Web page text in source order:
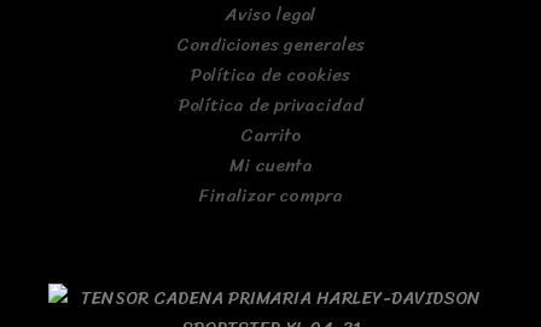
Aviso legal
Condiciones generales
Política de cookies
Política de privacidad
Carrito
Mi cuenta
Finalizar compra